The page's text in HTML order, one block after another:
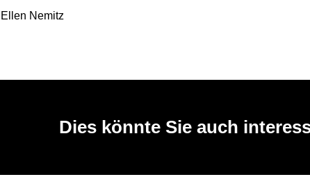
Ellen Nemitz
Dies könnte Sie auch